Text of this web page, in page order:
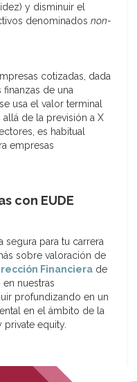
y disminuir el
denominados non-
cotizadas, dada
de una
usa el valor terminal
de la previsión a X
es habitual
empresas
con EUDE
segura para tu carrera
sobre valoración de
Financiera de
en nuestras
profundizando en un
en el ámbito de la
private equity.